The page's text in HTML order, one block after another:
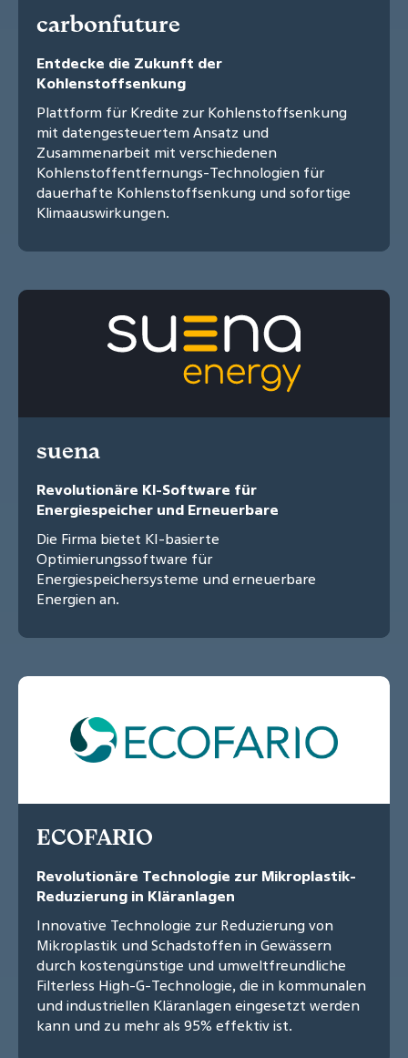
carbonfuture
Entdecke die Zukunft der
Kohlenstoffsenkung
Plattform für Kredite zur Kohlenstoffsenkung
mit datengesteuertem Ansatz und
Zusammenarbeit mit verschiedenen
Kohlenstoffentfernungs-Technologien für
dauerhafte Kohlenstoffsenkung und sofortige
Klimaauswirkungen.
suena
Revolutionäre KI-Software für
Energiespeicher und Erneuerbare
Die Firma bietet KI-basierte
Optimierungssoftware für
Energiespeichersysteme und erneuerbare
Energien an.
ECOFARIO
Revolutionäre Technologie zur Mikroplastik-
Reduzierung in Kläranlagen
Innovative Technologie zur Reduzierung von
Mikroplastik und Schadstoffen in Gewässern
durch kostengünstige und umweltfreundliche
Filterless High-G-Technologie, die in kommunalen
und industriellen Kläranlagen eingesetzt werden
kann und zu mehr als 95% effektiv ist.